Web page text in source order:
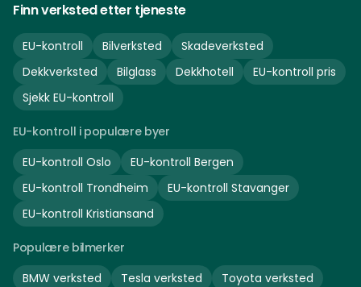
Finn verksted etter tjeneste
EU-kontroll Bilverksted
Skadeverksted
Dekkverksted
Bilglass Dekkhotell
EU-kontroll pris
Sjekk EU-kontroll
EU-kontroll i populære byer
EU-kontroll Oslo EU-kontroll Bergen
EU-kontroll Trondheim EU-kontroll Stavanger
EU-kontroll Kristiansand
Populære bilmerker
BMW verksted Tesla verksted Toyota verksted